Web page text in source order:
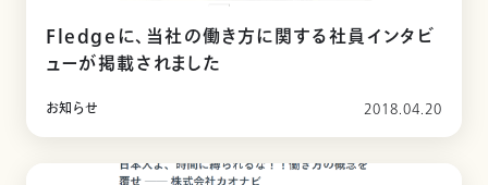
Fledgeに、当社の働き方に関する社員インタビ
ューが掲載されました
お知らせ 2018.04.20